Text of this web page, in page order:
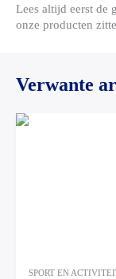
Lees altijd eerst de
onze producten
Verwante
SPORT EN